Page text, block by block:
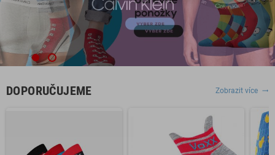
DOPORUČUJEME Zobrazit více trending_flat